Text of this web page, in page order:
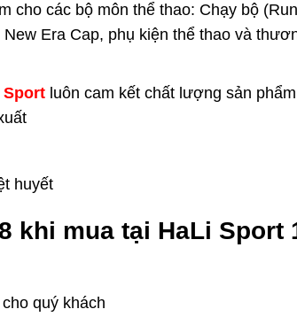
cho các bộ môn thể thao: Chạy bộ
Era Cap, phụ kiện thể thao và
Sportluôn cam kết chất lượng sản
huyết
khi mua tại HaLi Sport
quý khách